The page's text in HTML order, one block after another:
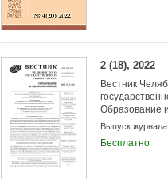
2 (18), 2022
Вестник
Образование
Выпуск журнала
Бесплатно